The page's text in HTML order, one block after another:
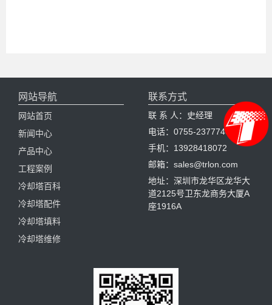
网站导航
网站首页
新闻中心
产品中心
工程案例
冷却塔百科
冷却塔配件
冷却塔填料
冷却塔维修
联系方式
联 系 人：史经理
电话：0755-23777461
手机：13928418072
邮箱：sales@trlon.com
地址：深圳市龙华区龙华大
道2125号卫东龙商务大厦A
座1916A